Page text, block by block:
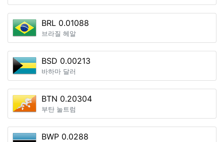
BRL 0.01088
브라질 헤알
BSD 0.00213
바하마 달러
BTN 0.20304
부탄 눌트럼
BWP 0.0288